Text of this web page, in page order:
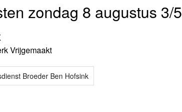
zondag 8 augustus 3/5
Vrijgemaakt
Broeder Ben Hofsink